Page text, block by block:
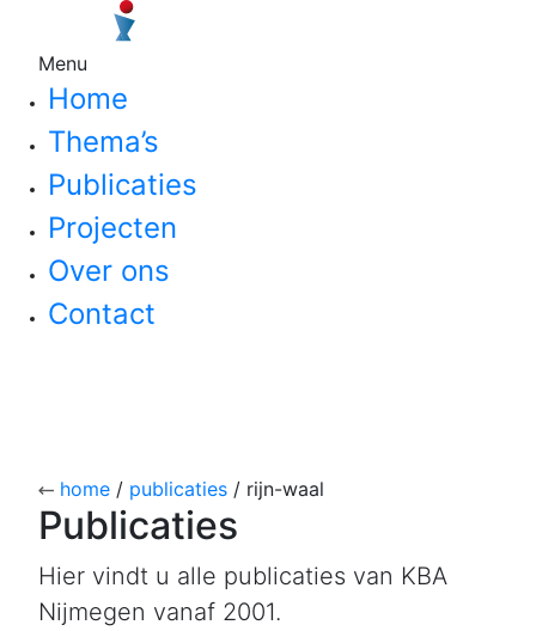
Menu
Home
Thema’s
Publicaties
Projecten
Over ons
Contact
home / publicaties / rijn-waal
Publicaties
Hier vindt u alle publicaties van KBA
Nijmegen vanaf 2001.